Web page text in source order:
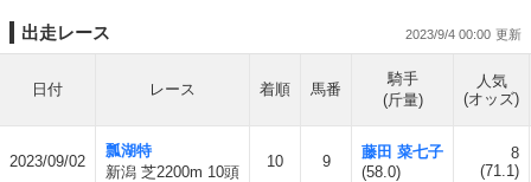
出走レース 2023/9/4 00:00
日付 レース 着順 馬番
騎手
(斤量)
人気
(オッズ)
2023/09/02
瓢湖特
新潟 芝2200m 10頭
10 9
藤田 菜七子
(58.0)
8
(71.1)